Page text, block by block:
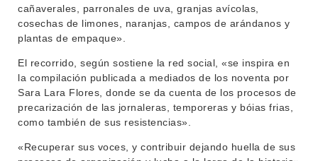
CONTACTO
cañaverales, parronales de uva, granjas avícolas,
cosechas de limones, naranjas, campos de arándanos y
plantas de empaque».
El recorrido, según sostiene la red social, «se inspira en
la compilación publicada a mediados de los noventa por
Sara Lara Flores, donde se da cuenta de los procesos de
precarización de las jornaleras, temporeras y bóias frias,
como también de sus resistencias».
«Recuperar sus voces, y contribuir dejando huella de sus